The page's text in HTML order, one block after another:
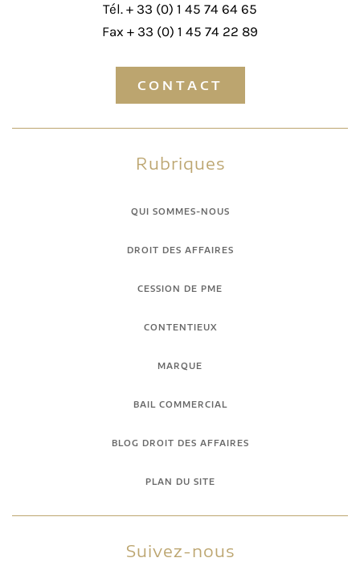
Tél. + 33 (0) 1 45 74 64 65
Fax + 33 (0) 1 45 74 22 89
CONTACT
Rubriques
QUI SOMMES-NOUS
DROIT DES AFFAIRES
CESSION DE PME
CONTENTIEUX
MARQUE
BAIL COMMERCIAL
BLOG DROIT DES AFFAIRES
PLAN DU SITE
Suivez-nous